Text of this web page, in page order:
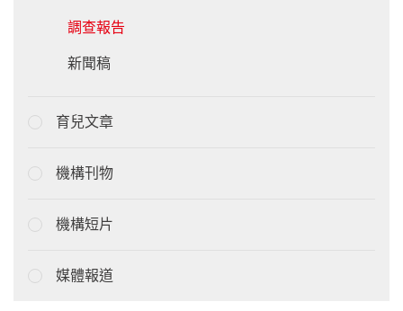
調查報告
新聞稿
育兒文章
機構刊物
機構短片
媒體報道